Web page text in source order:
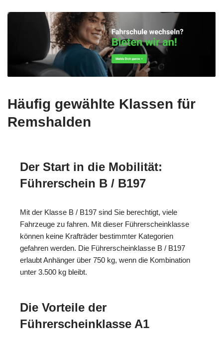
Häufig gewählte Klassen für
Remshalden
Der Start in die Mobilität:
Führerschein B / B197
Mit der Klasse B / B197 sind Sie berechtigt, viele
Fahrzeuge zu fahren. Mit dieser Führerscheinklasse
können keine Krafträder bestimmter Kategorien
gefahren werden. Die Führerscheinklasse B / B197
erlaubt Anhänger über 750 kg, wenn die Kombination
unter 3.500 kg bleibt.
Die Vorteile der
Führerscheinklasse A1